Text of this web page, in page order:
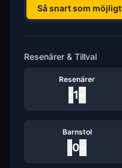
Så snart som möjligt
Resenärer & Tillval
Resenärer
1
Barnstol
0